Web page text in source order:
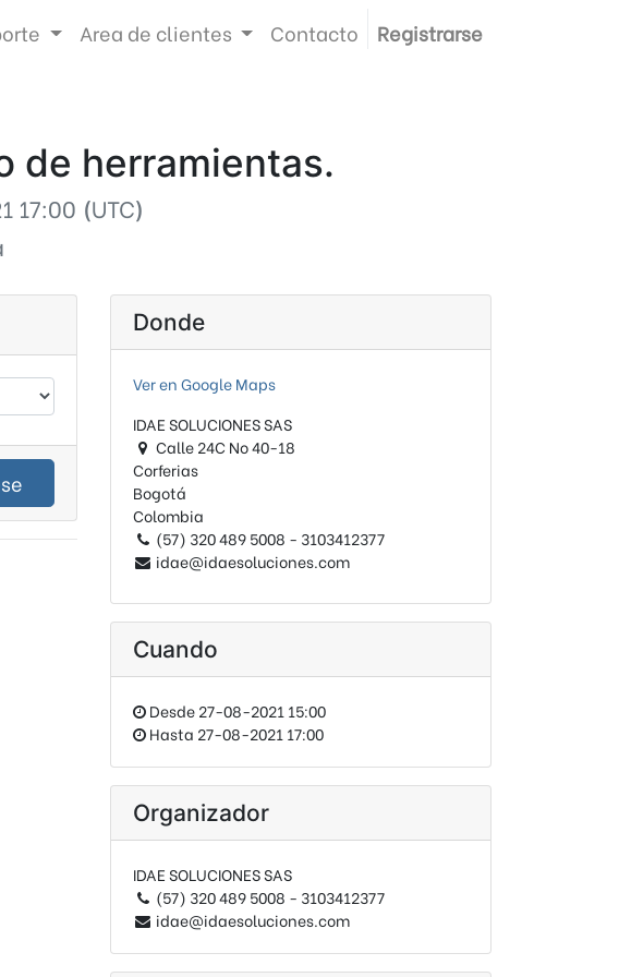
Area de clientes Contacto Registrarse
de herramientas.
17:00 (UTC)
Donde
Ver en Google Maps
IDAE SOLUCIONES SAS
Calle 24C No 40-18
Corferias
Bogotá
Colombia
(57) 320 489 5008 - 3103412377
idae@idaesoluciones.com
Cuando
Desde27-08-2021 15:00
Hasta 27-08-2021 17:00
Organizador
IDAE SOLUCIONES SAS
(57) 320 489 5008 - 3103412377
idae@idaesoluciones.com